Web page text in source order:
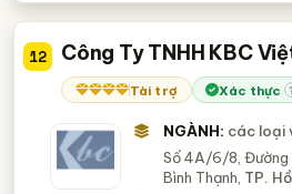
12 Công Ty TNHH KBC
Tài trợ Xác thực
NGÀNH: các loại
Số 4A/6/8, Đường
Bình Thạnh, TP.